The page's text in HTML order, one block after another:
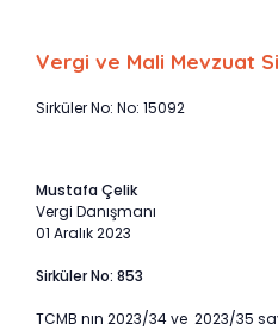
Vergi ve Mali Mevzuat
Sirküler No: No: 15092
Mustafa Çelik
Vergi Danışmanı
01 Aralık 2023
Sirküler No: 853
TCMB nın 2023/34 ve 2023/35